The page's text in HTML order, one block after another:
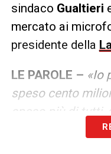
sindaco Gualtieri
mercato ai
presidente della
LE PAROLE – «Io
speso cento
speso più di tutti,
favoritismo per la